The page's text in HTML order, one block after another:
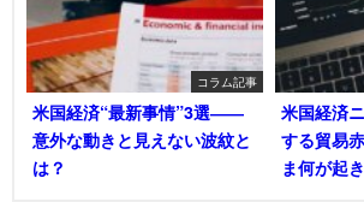
コラム記事
米国経済“最新事情”3選――
意外な動きと見えない波紋と
は？
米国経済
する貿易
ま何が起